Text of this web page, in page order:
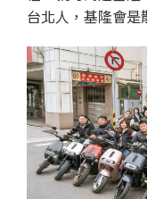
台北人，基隆會是